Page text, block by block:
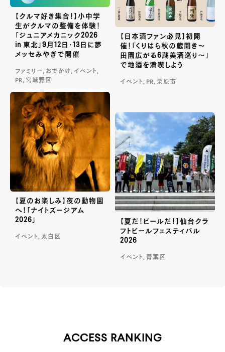
【クルマ好き集合！】小中学
生がクルマの整備を体験！
「ジュニアメカニック2026
in 東北」9月12日・13日に夢
メッセみやぎで開催
ファミリー, おでかけ, イベント,
PR, 宮城野区
【日本酒ファン必見】初開
催！「くりはら秋の蔵開き〜
田園広がる6蔵美酒巡り〜」
で地酒を満喫しよう
イベント, PR, 栗原市
【夏のお楽しみ】夜の動物園
へ！「ナイトズージアム
2026」
イベント, 太白区
【夏だ！ビールだ！】仙台クラ
フトビールフェスティバル
2026
イベント, 青葉区
ACCESS RANKING